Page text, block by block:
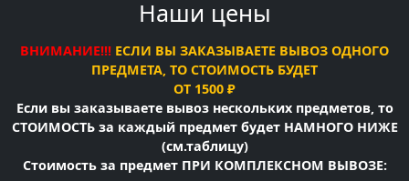
Наши цены
ВНИМАНИЕ!!! ЕСЛИ ВЫ ЗАКАЗЫВАЕТЕ ВЫВОЗ ОДНОГО
ПРЕДМЕТА, ТО СТОИМОСТЬ БУДЕТ
ОТ 1500 ₽
Если вы заказываете вывоз нескольких предметов, то
СТОИМОСТЬ за каждый предмет будет НАМНОГО НИЖЕ
(см.таблицу)
Стоимость за предмет ПРИ КОМПЛЕКСНОМ ВЫВОЗЕ: